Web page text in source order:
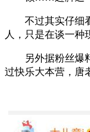
不过其实仔细看
人，只是在谈一种
另外据粉丝爆料
过快乐大本营，唐